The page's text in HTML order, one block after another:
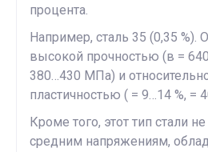
процента.
Например, сталь 35 (0,35 %).
высокой прочностью (в =
380…430 МПа) и
пластичностью ( = 9…14 %, =
Кроме того, этот тип стали
средним напряжениям,